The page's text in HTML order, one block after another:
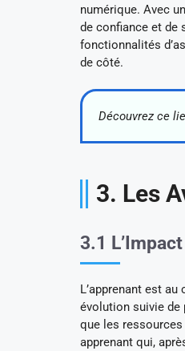
numérique. Avec
de confiance et de
fonctionnalités
de côté.
Découvrez ce
3. Les
3.1
L’apprenant est
évolution suivie de
que les ressources
apprenant qui,